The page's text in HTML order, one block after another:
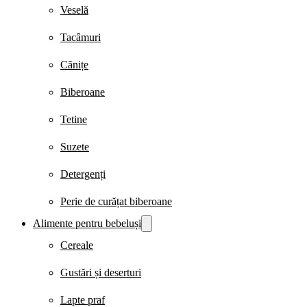
Veselă
Tacâmuri
Cănițe
Biberoane
Tetine
Suzete
Detergenți
Perie de curățat biberoane
Alimente pentru bebeluși
Cereale
Gustări și deserturi
Lapte praf